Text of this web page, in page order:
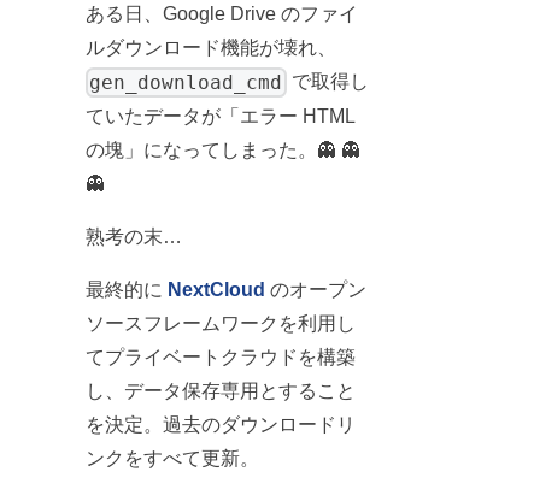
ある日、Google Drive のファイ
ルダウンロード機能が壊れ、
gen_download_cmd で取得し
ていたデータが「エラー HTML
の塊」になってしまった。👻 👻
👻
熟考の末…
最終的に NextCloud のオープン
ソースフレームワークを利用し
てプライベートクラウドを構築
し、データ保存専用とすること
を決定。過去のダウンロードリ
ンクをすべて更新。